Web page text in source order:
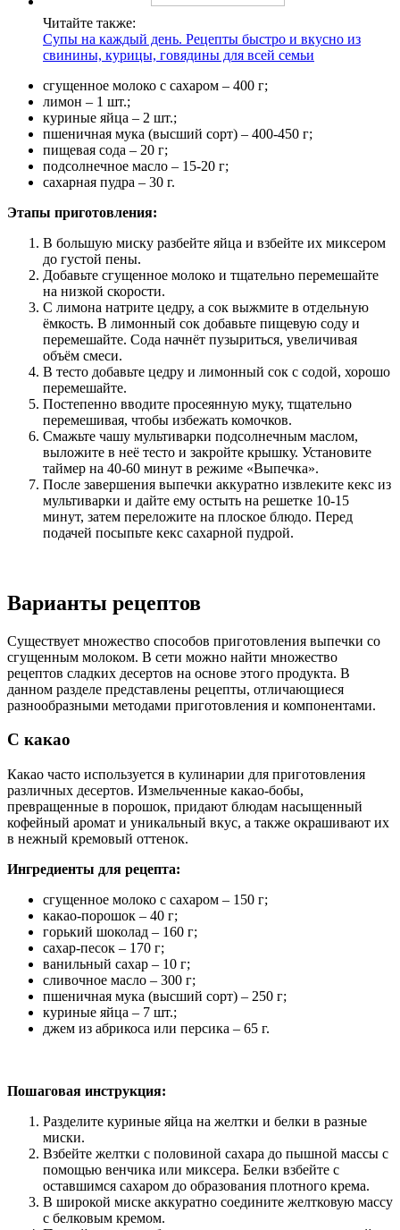
Читайте также:
Супы на каждый день. Рецепты быстро и вкусно из
свинины, курицы, говядины для всей семьи
сгущенное молоко с сахаром – 400 г;
лимон – 1 шт.;
куриные яйца – 2 шт.;
пшеничная мука (высший сорт) – 400-450 г;
пищевая сода – 20 г;
подсолнечное масло – 15-20 г;
сахарная пудра – 30 г.
Этапы приготовления:
В большую миску разбейте яйца и взбейте их миксером
до густой пены.
Добавьте сгущенное молоко и тщательно перемешайте
на низкой скорости.
С лимона натрите цедру, а сок выжмите в отдельную
ёмкость. В лимонный сок добавьте пищевую соду и
перемешайте. Сода начнёт пузыриться, увеличивая
объём смеси.
В тесто добавьте цедру и лимонный сок с содой, хорошо
перемешайте.
Постепенно вводите просеянную муку, тщательно
перемешивая, чтобы избежать комочков.
Смажьте чашу мультиварки подсолнечным маслом,
выложите в неё тесто и закройте крышку. Установите
таймер на 40-60 минут в режиме «Выпечка».
После завершения выпечки аккуратно извлеките кекс из
мультиварки и дайте ему остыть на решетке 10-15
минут, затем переложите на плоское блюдо. Перед
подачей посыпьте кекс сахарной пудрой.
Варианты рецептов
Существует множество способов приготовления выпечки со
сгущенным молоком. В сети можно найти множество
рецептов сладких десертов на основе этого продукта. В
данном разделе представлены рецепты, отличающиеся
разнообразными методами приготовления и компонентами.
С какао
Какао часто используется в кулинарии для приготовления
различных десертов. Измельченные какао-бобы,
превращенные в порошок, придают блюдам насыщенный
кофейный аромат и уникальный вкус, а также окрашивают их
в нежный кремовый оттенок.
Ингредиенты для рецепта:
сгущенное молоко с сахаром – 150 г;
какао-порошок – 40 г;
горький шоколад – 160 г;
сахар-песок – 170 г;
ванильный сахар – 10 г;
сливочное масло – 300 г;
пшеничная мука (высший сорт) – 250 г;
куриные яйца – 7 шт.;
джем из абрикоса или персика – 65 г.
Пошаговая инструкция:
Разделите куриные яйца на желтки и белки в разные
миски.
Взбейте желтки с половиной сахара до пышной массы с
помощью венчика или миксера. Белки взбейте с
оставшимся сахаром до образования плотного крема.
В широкой миске аккуратно соедините желтковую массу
с белковым кремом.